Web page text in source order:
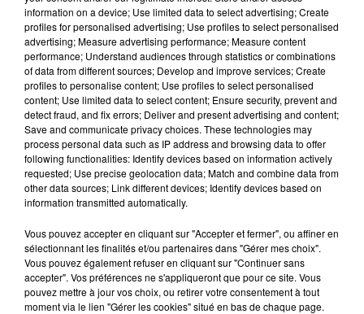
Publié : 15 novembre 2019 à 12h48 par Gianni
CASTILLO
ateliers découvertes.
Mundo Latino
Guatemala : l'éruption du volcan
de Fuego est terminée
Le fourmilier géant fait son retour
en Argentine, et en pleine...
information on a device; Use limited data to select advertising; Create
profiles for personalised advertising; Use profiles to select personalised
advertising; Measure advertising performance; Measure content
performance; Understand audiences through statistics or combinations
of data from different sources; Develop and improve services; Create
profiles to personalise content; Use profiles to select personalised
content; Use limited data to select content; Ensure security, prevent and
detect fraud, and fix errors; Deliver and present advertising and content;
Save and communicate privacy choices. These technologies may
process personal data such as IP address and browsing data to offer
following functionalities: Identify devices based on information actively
requested; Use precise geolocation data; Match and combine data from
other data sources; Link different devices; Identify devices based on
information transmitted automatically.
Vous pouvez accepter en cliquant sur "Accepter et fermer", ou affiner en
sélectionnant les finalités et/ou partenaires dans "Gérer mes choix".
Vous pouvez également refuser en cliquant sur "Continuer sans
accepter". Vos préférences ne s'appliqueront que pour ce site. Vous
pouvez mettre à jour vos choix, ou retirer votre consentement à tout
moment via le lien "Gérer les cookies" situé en bas de chaque page.